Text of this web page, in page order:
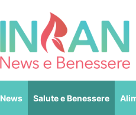
News Salute e Benessere